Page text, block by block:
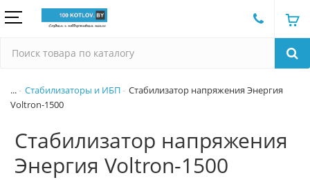
... Стабилизаторы и ИБП
Стабилизатор напряжения Энергия
Voltron-1500
Стабилизатор напряжения
Энергия Voltron-1500